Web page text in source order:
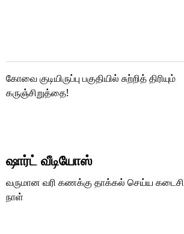
கோவை குடியிருப்பு பகுதியில் சுற்றித் திரியும்
கருஞ்சிறுத்தை!
ஷார்ட் வீடியோஸ்
வருமான வரி கணக்கு தாக்கல் செய்ய கடைசி
நாள்